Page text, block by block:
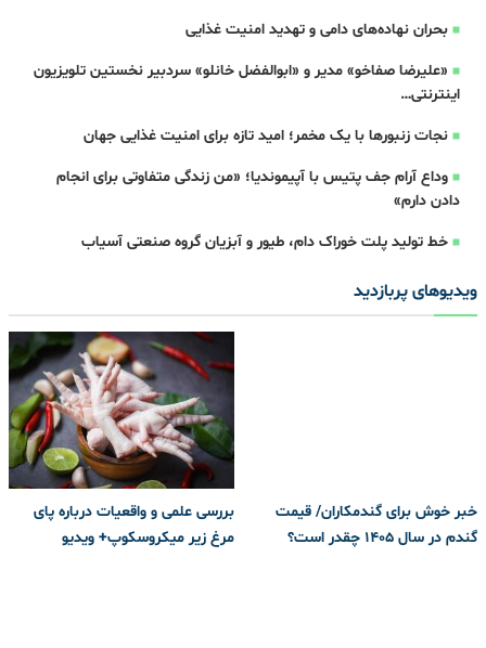
بحران نهاده‌های دامی و تهدید امنیت غذایی
«علیرضا صفاخو» مدیر و «ابوالفضل خانلو» سردبیر نخستین تلویزیون
اینترنتی…
نجات زنبورها با یک مخمر؛ امید تازه برای امنیت غذایی جهان
وداع آرام جف پتیس با آپیموندیا؛ «من زندگی متفاوتی برای انجام
دادن دارم»
خط تولید پلت خوراک دام، طیور و آبزیان گروه صنعتی آسیاب
ویدیوهای پربازدید
خبر خوش برای گندمکاران/ قیمت
گندم در سال ۱۴۰۵ چقدر است؟
بررسی علمی و واقعیات درباره پای
مرغ زیر میکروسکوپ+ ویدیو